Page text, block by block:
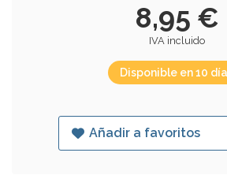
8,95 €
IVA incluido
Disponible en 10
Añadir a favoritos